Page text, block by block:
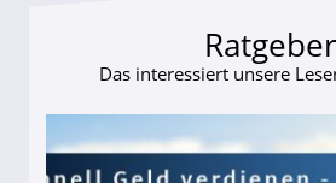
Ratgeber
Das interessiert unsere